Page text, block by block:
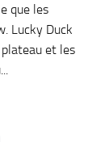
que les
Lucky Duck
et les